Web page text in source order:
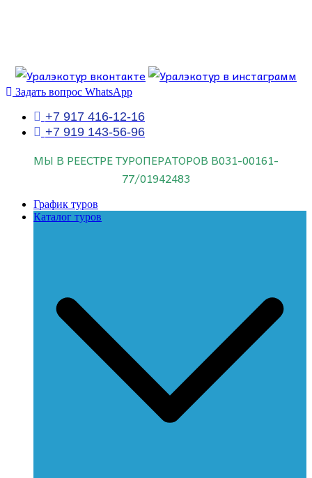
Знайте об этом.
Задать вопрос WhatsApp
+7 917 416-12-16
+7 919 143-56-96
МЫ В РЕЕСТРЕ ТУРОПЕРАТОРОВ В031-00161-
77/01942483
График туров
Каталог туров